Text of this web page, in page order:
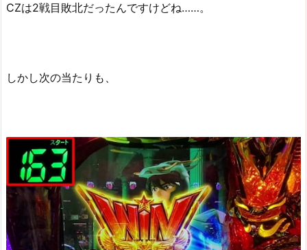
CZは2戦目敗北だったんですけどね……。
しかし次の当たりも、